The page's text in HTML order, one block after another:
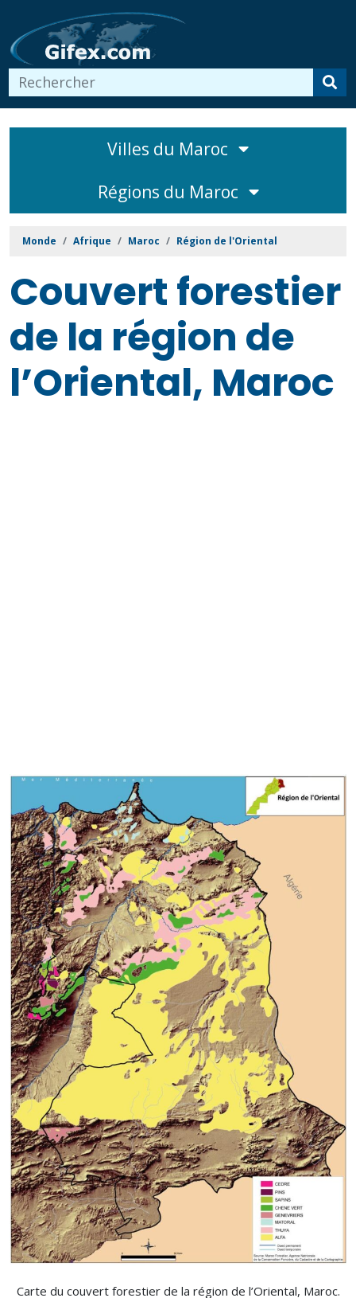
Villes du Maroc
Régions du Maroc
Monde Afrique Maroc Région de l'Oriental
Couvert forestier
de la région de
l’Oriental, Maroc
Carte du couvert forestier de la région de l’Oriental, Maroc.